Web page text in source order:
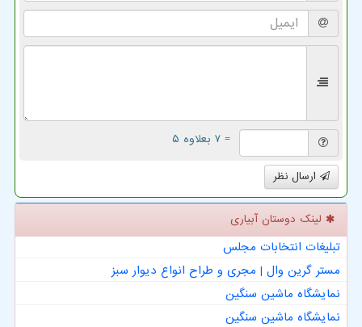
= ۷ بعلاوه ۵
ارسال نظر
لینک دوستان آبیاری
تبلیغات انتخابات مجلس
مستر گرین وال | مجری و طراح انواع دیوار سبز
نمایشگاه ماشین سنگین
نمایشگاه ماشین سنگین